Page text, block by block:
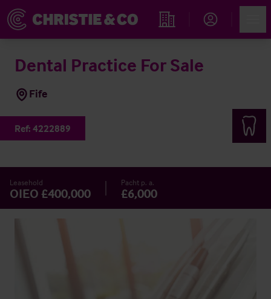
Immobiliensuche
Dental Practice For Sale
Fife
Ref: 4222889
Leasehold
OIEO £400,000
Pacht p. a.
£6,000